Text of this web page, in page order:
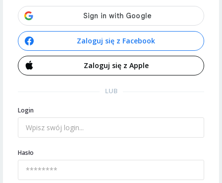
Zaloguj się z Facebook
Zaloguj się z Apple
LUB
Login
Hasło